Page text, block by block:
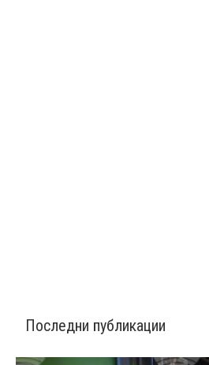
Последни публикации